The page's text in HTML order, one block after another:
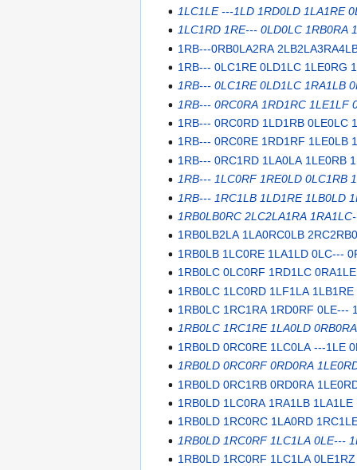
1LC1LE ---1LD 1RD0LD 1LA1RE
1LC1RD 1RE--- 0LD0LC 1RB0RA
1RB---0RB0LA2RA
1RB--- 0LC1RE 0LD1LC 1LE0RG
1RB--- 0LC1RE 0LD1LC 1RA1LB
1RB--- 0RC0RA 1RD1RC 1LE1LF
1RB--- 0RC0RD 1LD1RB 0LE0LC
1RB--- 0RC0RE 1RD1RF 1LE0LB
1RB--- 0RC1RD 1LA0LA 1LE0RB
1RB--- 1LC0RF 1RE0LD 0LC1RB
1RB--- 1RC1LB 1LD1RE 1LB0LD
1RB0LB0RC 2LC2LA1RA
1RB0LB2LA 1LA0RC0LB
1RB0LB 1LC0RE 1LA1LD 0LC---
1RB0LC 0LC0RF 1RD1LC
1RB0LC 1LC0RD 1LF1LA
1RB0LC 1RC1RA 1RD0RF 0LE---
1RB0LC 1RC1RE 1LA0LD
1RB0LD 0RC0RE 1LC0LA ---1LE
1RB0LD 0RC0RF 0RD0RA
1RB0LD 0RC1RB 0RD0RA
1RB0LD 1LC0RA 1RA1LB
1RB0LD 1RC0RC 1LA0RD
1RB0LD 1RC0RF 1LC1LA 0LE---
1RB0LD 1RC0RF 1LC1LA